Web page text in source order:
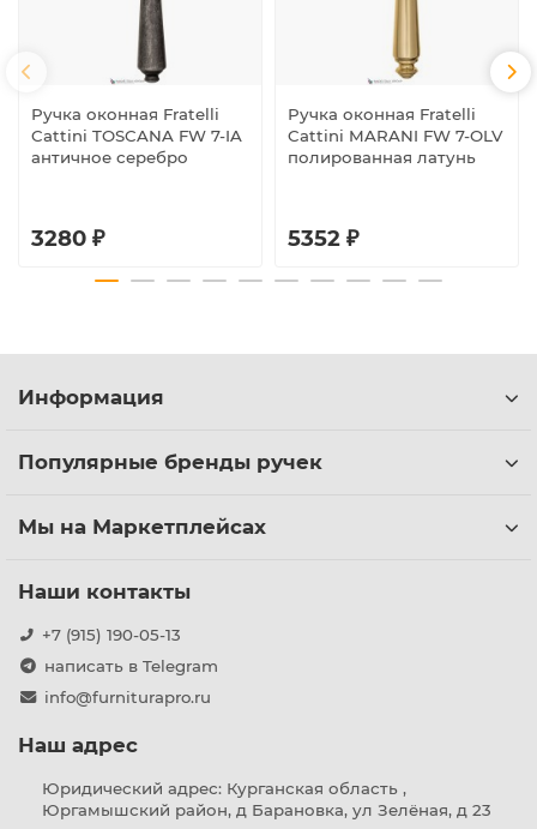
Ручка оконная Fratelli
Cattini TOSCANA FW 7-IA
античное серебро
3280 ₽
Ручка оконная Fratelli
Cattini MARANI FW 7-OLV
полированная латунь
5352 ₽
Информация
Популярные бренды ручек
Мы на Маркетплейсах
Наши контакты
+7 (915) 190-05-13
написать в Telegram
info@furniturapro.ru
Наш адрес
Юридический адрес: Курганская область ,
Юргамышский район, д Барановка, ул Зелёная, д 23